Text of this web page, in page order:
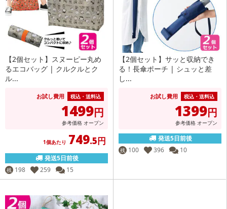
【2個セット】スヌーピー丸め
るエコバッグ | クルクルとク
ル...
お試し費用 税込・送料込
1499円
参考価格 オープン
1個あたり 749.5円
発送5日前後
残 198 259 15
【2個セット】サッと収納でき
る！長傘ポーチ | シュッと差
し...
お試し費用 税込・送料込
1399円
参考価格 オープン
発送5日前後
残 100 396 10